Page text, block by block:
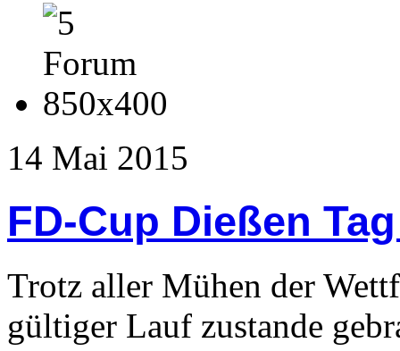
14 Mai 2015
FD-Cup Dießen
Trotz aller Mühen der
gültiger Lauf zustande